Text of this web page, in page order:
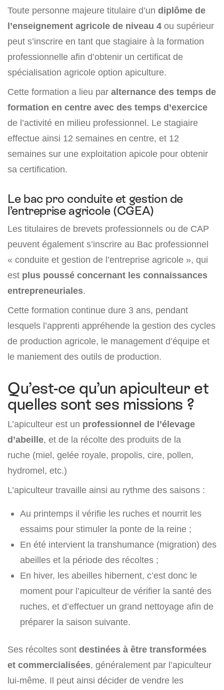
Toute personne majeure titulaire d’un diplôme de
l’enseignement agricole de niveau 4 ou supérieur
peut s’inscrire en tant que stagiaire à la formation
professionnelle afin d’obtenir un certificat de
spécialisation agricole option apiculture.
Cette formation a lieu par alternance des temps de
formation en centre avec des temps d’exercice
de l’activité en milieu professionnel. Le stagiaire
effectue ainsi 12 semaines en centre, et 12
semaines sur une exploitation apicole pour obtenir
sa certification.
Le bac pro conduite et gestion de
l’entreprise agricole (CGEA)
Les titulaires de brevets professionnels ou de CAP
peuvent également s’inscrire au Bac professionnel
« conduite et gestion de l’entreprise agricole », qui
est plus poussé concernant les connaissances
entrepreneuriales.
Cette formation continue dure 3 ans, pendant
lesquels l’apprenti appréhende la gestion des cycles
de production agricole, le management d’équipe et
le maniement des outils de production.
Qu’est-ce qu’un apiculteur et
quelles sont ses missions ?
L’apiculteur est un professionnel de l’élevage
d’abeille, et de la récolte des produits de la
ruche (miel, gelée royale, propolis, cire, pollen,
hydromel, etc.)
L’apiculteur travaille ainsi au rythme des saisons :
Au printemps il vérifie les ruches et nourrit les
essaims pour stimuler la ponte de la reine ;
En été intervient la transhumance (migration) des
abeilles et la période des récoltes ;
En hiver, les abeilles hibernent, c’est donc le
moment pour l’apiculteur de vérifier la santé des
ruches, et d’effectuer un grand nettoyage afin de
préparer la saison suivante.
Ses récoltes sont destinées à être transformées
et commercialisées, généralement par l’apiculteur
lui-même. Il peut ainsi décider de vendre les